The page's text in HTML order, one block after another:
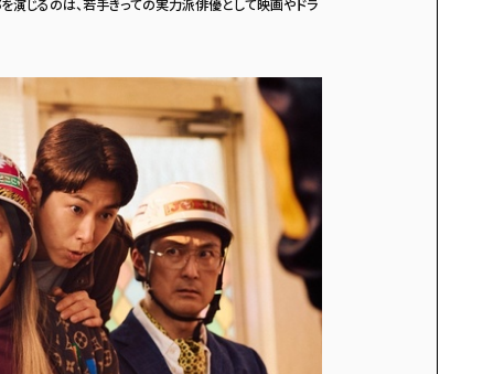
じるのは、若手きっての実力派俳優として映画やドラ